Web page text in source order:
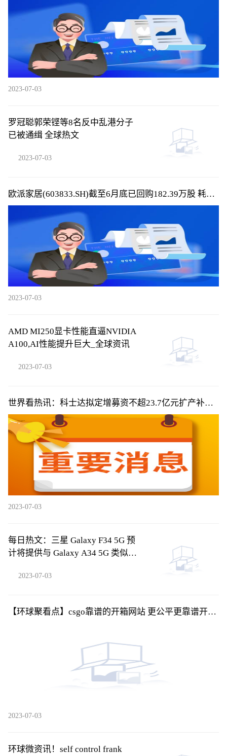
2023-07-03
罗冠聪郭荣铿等8名反中乱港分子
已被通缉 全球热文
2023-07-03
欧派家居(603833.SH)截至6月底已回购182.39万股 耗资
2.05亿元_全球热议
2023-07-03
AMD MI250显卡性能直逼NVIDIA
A100,AI性能提升巨大_全球资讯
2023-07-03
世界看热讯：科士达拟定增募资不超23.7亿元扩产补流
股价涨3.85%
2023-07-03
每日热文：三星 Galaxy F34 5G 预
计将提供与 Galaxy A34 5G 类似的
2023-07-03
【环球聚看点】csgo靠谱的开箱网站 更公平更靠谱开箱
2023-07-03
环球微资讯！self control frank